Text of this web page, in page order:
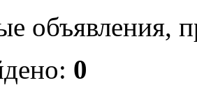
объявления,
0